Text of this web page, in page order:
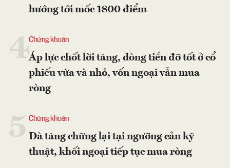
hướng tới mốc 1800 điểm
4Chứng khoán
Áp lực chốt lời tăng, dòng tiền đỡ tốt ở cổ
phiếu vừa và nhỏ, vốn ngoại vẫn mua
ròng
Chứng khoán
Đà tăng chững lại tại ngưỡng cản kỹ
thuật, khối ngoại tiếp tục mua ròng